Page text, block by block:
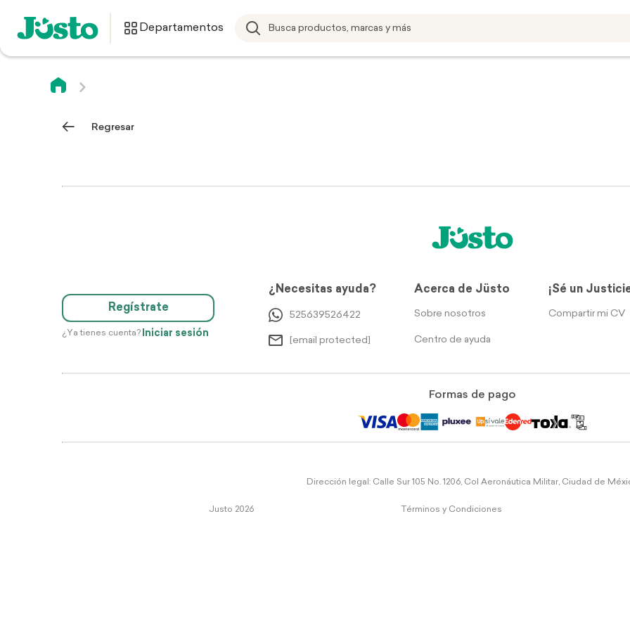
Departamentos
Regresar
Regístrate
¿Ya tienes cuenta? Iniciar sesión
¿Necesitas ayuda?
525639526422
[email protected]
Acerca de Jüsto
Sobre nosotros
Centro de ayuda
¡Sé un
Compartir mi CV
Formas de pago
Dirección legal: Calle Sur 105 No. 1206, Col Aeronáutica Militar, Ciudad de
Justo 2026 Términos y Condiciones